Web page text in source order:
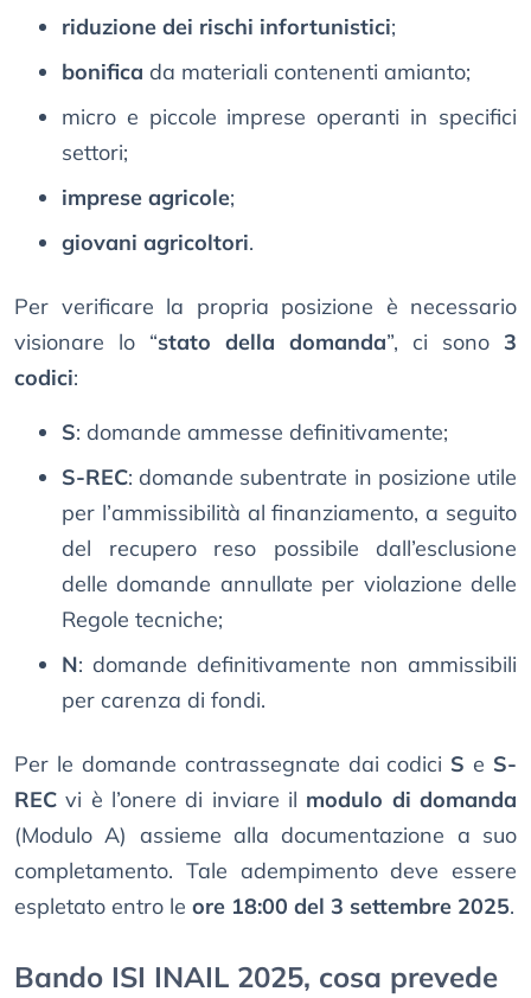
riduzione dei rischi infortunistici;
bonifica da materiali contenenti amianto;
micro e piccole imprese operanti in specifici
settori;
imprese agricole;
giovani agricoltori.
Per verificare la propria posizione è necessario
visionare lo “stato della domanda”, ci sono 3
codici:
S: domande ammesse definitivamente;
S-REC: domande subentrate in posizione utile
per l’ammissibilità al finanziamento, a seguito
del recupero reso possibile dall’esclusione
delle domande annullate per violazione delle
Regole tecniche;
N: domande definitivamente non ammissibili
per carenza di fondi.
Per le domande contrassegnate dai codici S e S-
REC vi è l’onere di inviare il modulo di domanda
(Modulo A) assieme alla documentazione a suo
completamento. Tale adempimento deve essere
espletato entro le ore 18:00 del 3 settembre 2025.
Bando ISI INAIL 2025, cosa prevede